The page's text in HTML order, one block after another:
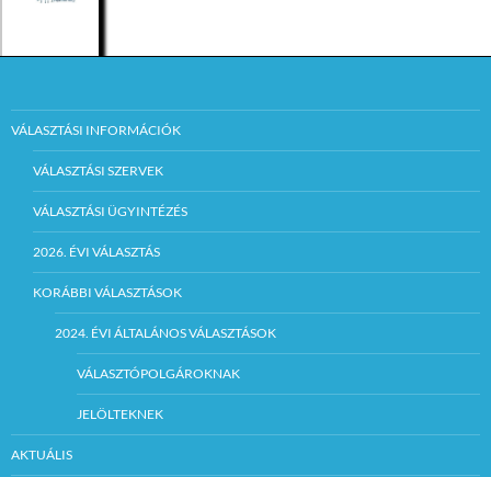
VÁLASZTÁSI INFORMÁCIÓK
VÁLASZTÁSI SZERVEK
VÁLASZTÁSI ÜGYINTÉZÉS
2026. ÉVI VÁLASZTÁS
KORÁBBI VÁLASZTÁSOK
2024. ÉVI ÁLTALÁNOS VÁLASZTÁSOK
VÁLASZTÓPOLGÁROKNAK
JELÖLTEKNEK
AKTUÁLIS